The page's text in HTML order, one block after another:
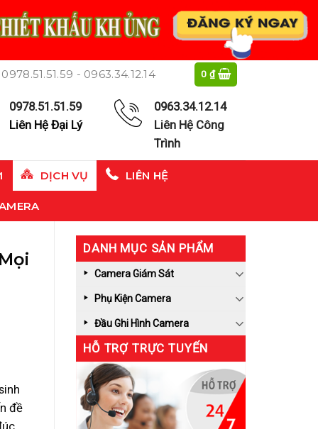
0978.51.51.59 - 0963.34.12.14 0₫
0978.51.51.59
Liên Hệ Đại Lý
0963.34.12.14
Liên Hệ Công
Trình
DỊCH VỤ LIÊN HỆ
đề
DANH MỤC SẢN PHẨM
Camera Giám Sát
Phụ Kiện Camera
Đầu Ghi Hình Camera
HỖ TRỢ TRỰC TUYẾN